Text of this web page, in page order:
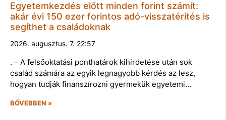
Egyetemkezdés előtt minden forint számít:
akár évi 150 ezer forintos adó-visszatérítés is
segíthet a családoknak
2026. augusztus. 7. 22:57
. – A felsőoktatási ponthatárok kihirdetése után sok
család számára az egyik legnagyobb kérdés az lesz,
hogyan tudják finanszírozni gyermekük egyetemi…
BŐVEBBEN »